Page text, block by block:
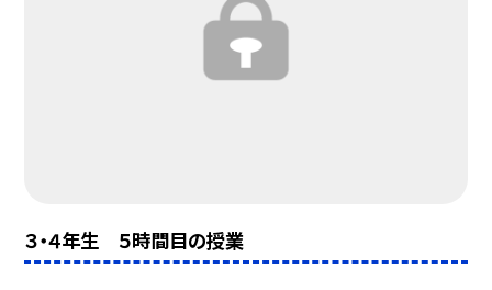
３・４年生 ５時間目の授業